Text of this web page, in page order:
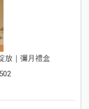
放｜彌月禮盒